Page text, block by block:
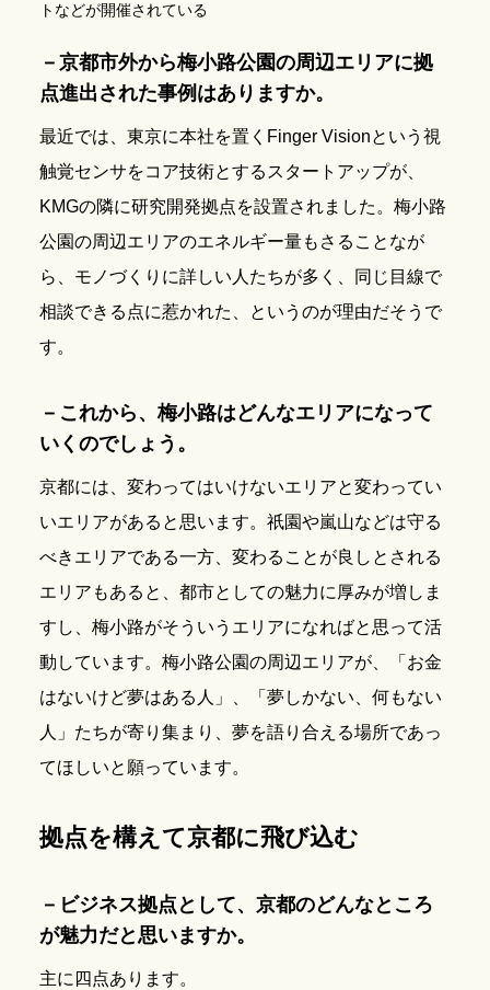
トなどが開催されている
－京都市外から梅小路公園の周辺エリアに拠
点進出された事例はありますか。
最近では、東京に本社を置くFinger Visionという視
触覚センサをコア技術とするスタートアップが、
KMGの隣に研究開発拠点を設置されました。梅小路
公園の周辺エリアのエネルギー量もさることなが
ら、モノづくりに詳しい人たちが多く、同じ目線で
相談できる点に惹かれた、というのが理由だそうで
す。
－これから、梅小路はどんなエリアになって
いくのでしょう。
京都には、変わってはいけないエリアと変わってい
いエリアがあると思います。祇園や嵐山などは守る
べきエリアである一方、変わることが良しとされる
エリアもあると、都市としての魅力に厚みが増しま
すし、梅小路がそういうエリアになればと思って活
動しています。梅小路公園の周辺エリアが、「お金
はないけど夢はある人」、「夢しかない、何もない
人」たちが寄り集まり、夢を語り合える場所であっ
てほしいと願っています。
拠点を構えて京都に飛び込む
－ ビジネス拠点として、京都のどんなところ
が魅力だと思いますか。
主に四点あります。